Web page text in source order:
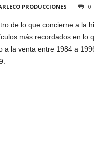
PRODUCCIONES 0
de lo que concierne a la
más recordados en lo
a la venta entre 1984 a